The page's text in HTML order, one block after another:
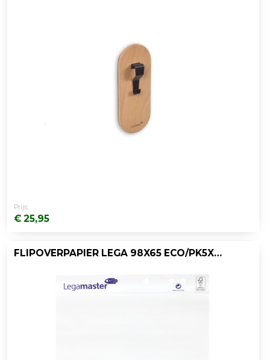
Prijs:
€ 25,95
FLIPOVERPAPIER LEGA 98X65 ECO/PK5X20V